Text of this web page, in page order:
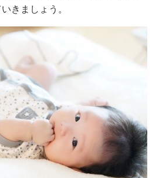
未来
べる
ィ
る
きましょう。